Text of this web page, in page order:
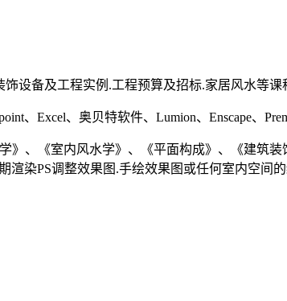
设备及工程实例.工程预算及招标.家居风水等课
、Excel、奥贝特软件、Lumion、Enscape、
、《室内风水学》、《平面构成》、《建筑
染PS调整效果图.手绘效果图或任何室内空间